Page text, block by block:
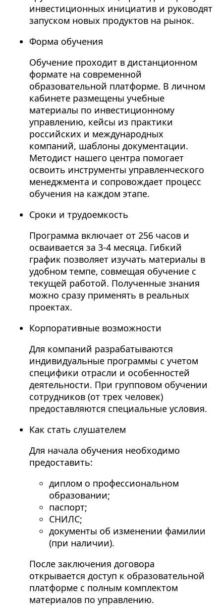
инвестиционных инициатив и руководят
запуском новых продуктов на рынок.
Форма обучения
Обучение проходит в дистанционном
формате на современной
образовательной платформе. В личном
кабинете размещены учебные
материалы по инвестиционному
управлению, кейсы из практики
российских и международных
компаний, шаблоны документации.
Методист нашего центра помогает
освоить инструменты управленческого
менеджмента и сопровождает процесс
обучения на каждом этапе.
Сроки и трудоемкость
Программа включает от 256 часов и
осваивается за 3-4 месяца. Гибкий
график позволяет изучать материалы в
удобном темпе, совмещая обучение с
текущей работой. Полученные знания
можно сразу применять в реальных
проектах.
Корпоративные возможности
Для компаний разрабатываются
индивидуальные программы с учетом
специфики отрасли и особенностей
деятельности. При групповом обучении
сотрудников (от трех человек)
предоставляются специальные условия.
Как стать слушателем
Для начала обучения необходимо
предоставить:
диплом о профессиональном
образовании;
паспорт;
СНИЛС;
документы об изменении фамилии
(при наличии).
После заключения договора
открывается доступ к образовательной
платформе с полным комплектом
материалов по управлению.